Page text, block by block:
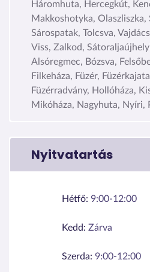
Háromhuta, Hercegkút,
Makkoshotyka, Olaszliszka,
Sárospatak, Tolcsva,
Viss, Zalkod,
Alsóregmec, Bózsva,
Filkeháza, Füzér,
Füzérradvány, Hollóháza,
Mikóháza, Nagyhuta, Nyíri,
Nyitvatartás
Hétfő: 9:00-12:00
Kedd: Zárva
Szerda: 9:00-12:00